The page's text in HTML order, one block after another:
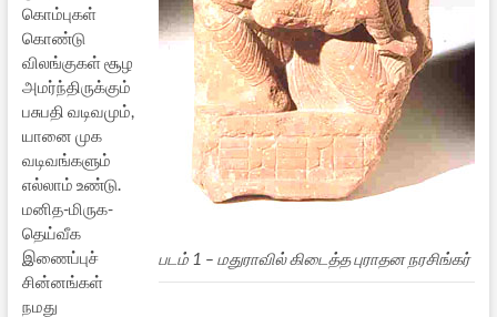
படம் 1 – மதுராவில் கிடைத்த புராதன நரசிங்கர்
கொம்புகள்
கொண்டு
விலங்குகள் சூழ
அமர்ந்திருக்கும்
பசுபதி வடிவமும்,
யானை முக
வடிவங்களும்
எல்லாம் உண்டு.
மனித-மிருக-
தெய்வீக
இணைப்புச்
சின்னங்கள்
நமது